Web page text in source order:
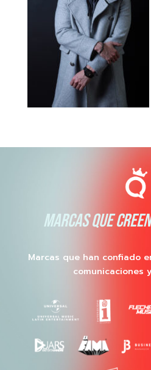
MARCAS QUE
Marcas que han confiado
comunicaciones